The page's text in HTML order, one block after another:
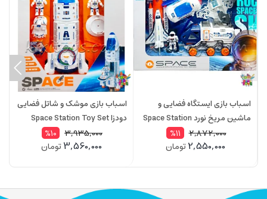
اسباب بازی ایستگاه فضایی و
ماشین مریخ نورد Space Station
Toy Set با فیگور فضانورد مدل
2,872,000
%11
2,550,000تومان
اسباب بازی موشک و شاتل فضایی
دودزا Space Station Toy Set
3,935,000
%10
3,560,000تومان